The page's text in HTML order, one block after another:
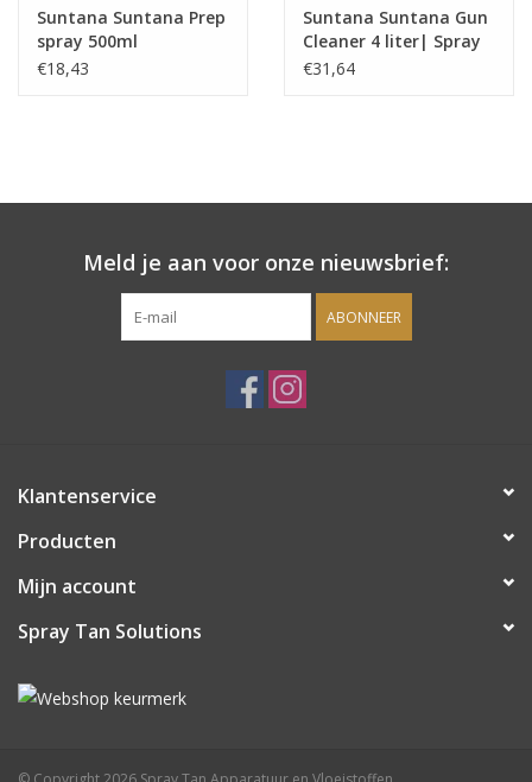
Vraag hier om een vrijblijvend
adviesgesprek met ons!
Merken
gift cards/ cadeau bonnen
Suntana Suntana Prep
spray 500ml
€18,43
Suntana Suntana Gun
Cleaner 4 liter| Spray
pistool reinigings
€31,64
Meld je aan voor onze nieuwsbrief:
ABONNEER
Klantenservice
Producten
Mijn account
Spray Tan Solutions